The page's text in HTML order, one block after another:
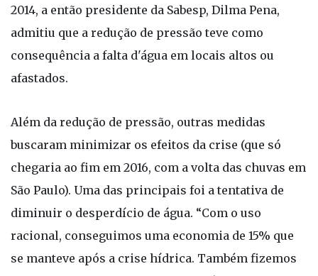
2014, a então presidente da Sabesp, Dilma Pena,
admitiu que a redução de pressão teve como
consequência a falta d'água em locais altos ou
afastados.
Além da redução de pressão, outras medidas
buscaram minimizar os efeitos da crise (que só
chegaria ao fim em 2016, com a volta das chuvas em
São Paulo). Uma das principais foi a tentativa de
diminuir o desperdício de água. “Com o uso
racional, conseguimos uma economia de 15% que
se manteve após a crise hídrica. Também fizemos